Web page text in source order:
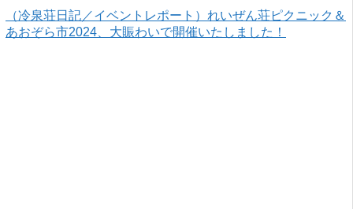
（冷泉荘日記／イベントレポート）れいぜん荘ピクニック＆
あおぞら市2024、大賑わいで開催いたしました！